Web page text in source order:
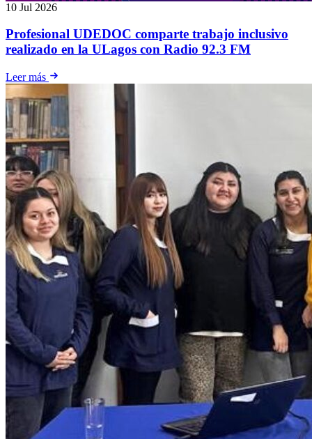
10 Jul 2026
Profesional UDEDOC comparte trabajo inclusivo
realizado en la ULagos con Radio 92.3 FM
Leer más